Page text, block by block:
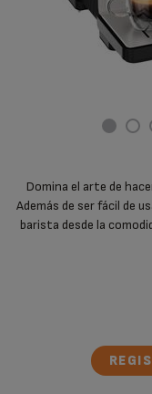
Domina el arte de
Además de ser fácil de
barista desde la